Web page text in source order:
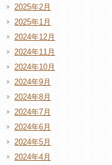
2025年2月
2025年1月
2024年12月
2024年11月
2024年10月
2024年9月
2024年8月
2024年7月
2024年6月
2024年5月
2024年4月